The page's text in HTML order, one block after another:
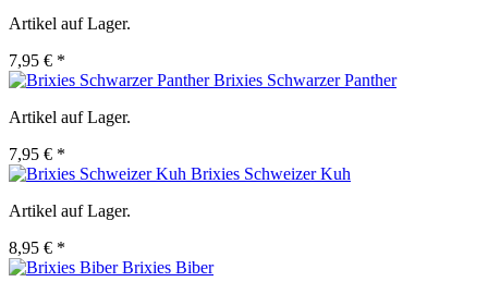
Artikel auf Lager.
7,95 € *
Brixies Schwarzer Panther
Artikel auf Lager.
7,95 € *
Brixies Schweizer Kuh
Artikel auf Lager.
8,95 € *
Brixies Biber